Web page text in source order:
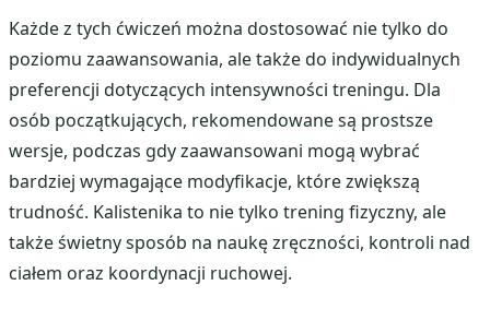
Każde z tych ćwiczeń można dostosować nie tylko do
poziomu zaawansowania, ale także do indywidualnych
preferencji dotyczących intensywności treningu. Dla
osób początkujących, rekomendowane są prostsze
wersje, podczas gdy zaawansowani mogą wybrać
bardziej wymagające modyfikacje, które zwiększą
trudność. Kalistenika to nie tylko trening fizyczny, ale
także świetny sposób na naukę zręczności, kontroli nad
ciałem oraz koordynacji ruchowej.